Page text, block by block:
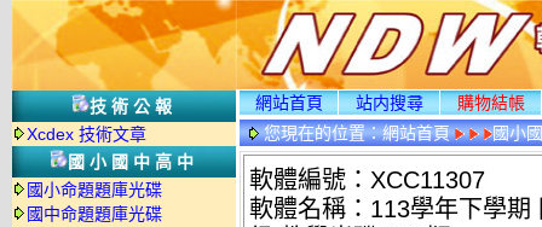
技術公報
Xcdex 技術文章
國小國中高中
國小命題題庫光碟
國中命題題庫光碟
網站首頁 站内搜尋
購物結帳
您現在的位置：網站首頁 國小
軟體編號：XCC11307
軟體名稱：113學年下學